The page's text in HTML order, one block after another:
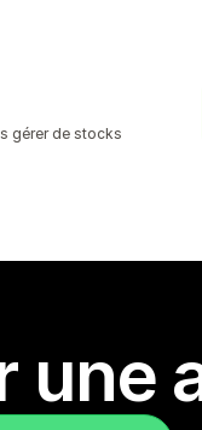
gérer de stocks
une